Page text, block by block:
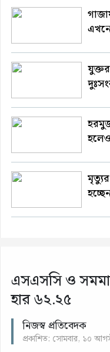
এসএসসি ও
হার ৬২.২৫
নিজস্ব প্রতিবেদক
প্রকাশিত: সোমবার, ১০